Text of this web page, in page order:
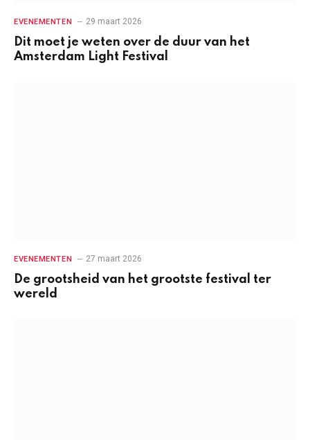
EVENEMENTEN 29 maart 2026
Dit moet je weten over de duur van het
Amsterdam Light Festival
EVENEMENTEN 27 maart 2026
De grootsheid van het grootste festival ter
wereld